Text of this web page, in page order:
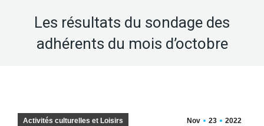
Les résultats du sondage des
adhérents du mois d’octobre
Nov 23 2022
Activités culturelles et Loisirs